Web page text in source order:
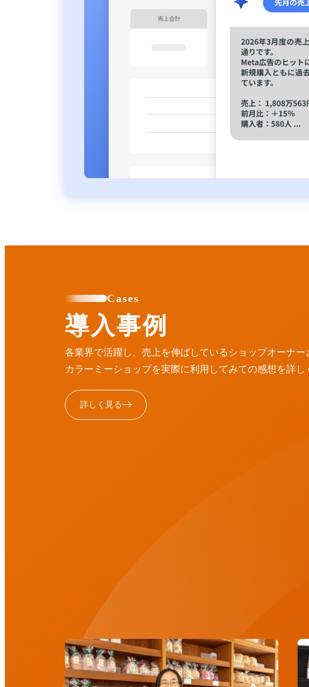
Cases
導入事例
各業界で活躍し、売上を伸ばしているショップオーナー
カラーミーショップを実際に利用してみての感想を詳し
詳しく見る